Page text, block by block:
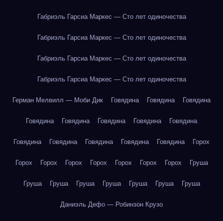
Габриэль Гарсиа Маркес — Сто лет одиночества
Габриэль Гарсиа Маркес — Сто лет одиночества
Габриэль Гарсиа Маркес — Сто лет одиночества
Габриэль Гарсиа Маркес — Сто лет одиночества
Герман Мелвилл — Моби Дик Говядина Говядина Говядина
Говядина Говядина Говядина Говядина Говядина
Говядина Говядина Говядина Говядина Говядина Горох
Горох Горох Горох Горох Горох Горох Горох Груша
Груша Груша Груша Груша Груша Груша Груша
Даниэль Дефо — Робинзон Крузо